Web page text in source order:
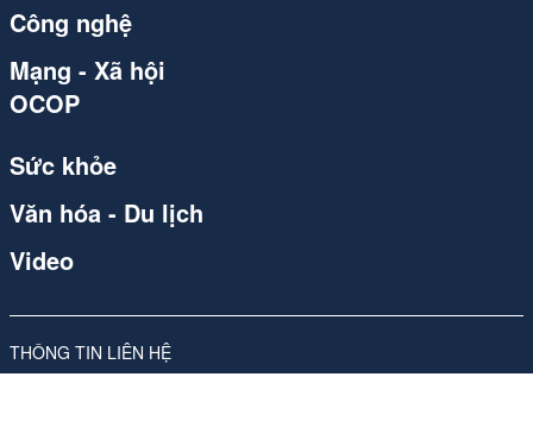
THÔNG TIN LIÊN HỆ
Công nghệ
Mạng - Xã hội
OCOP
Sức khỏe
Văn hóa - Du lịch
Video